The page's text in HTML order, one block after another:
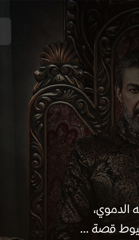
الدموي،
خيوط قصة ...